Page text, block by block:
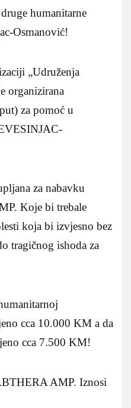
humanitarne
Osmanović!
„Udruženja
organizirana
za pomoć u
za nabavku
Koje bi trebale
koja bi izvjesno bez
tragičnog ishoda za
cca 10.000 KM a da
cca 7.500 KM!
AMP. Iznosi